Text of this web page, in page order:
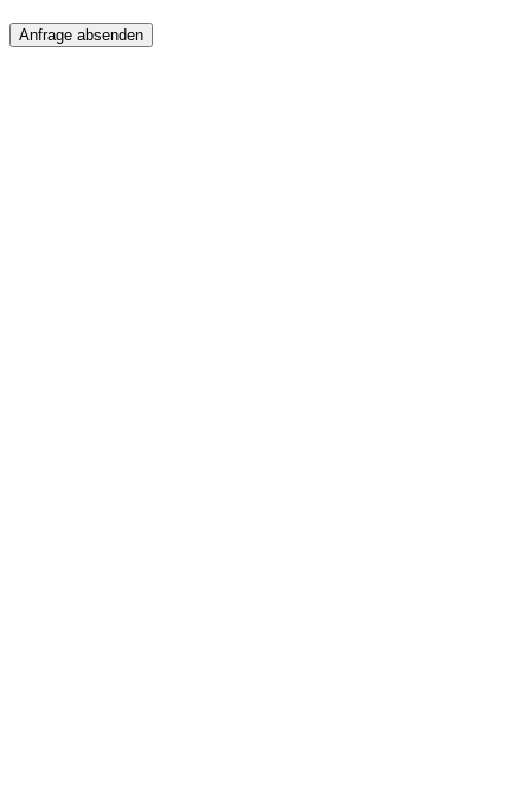
Anfrage absenden